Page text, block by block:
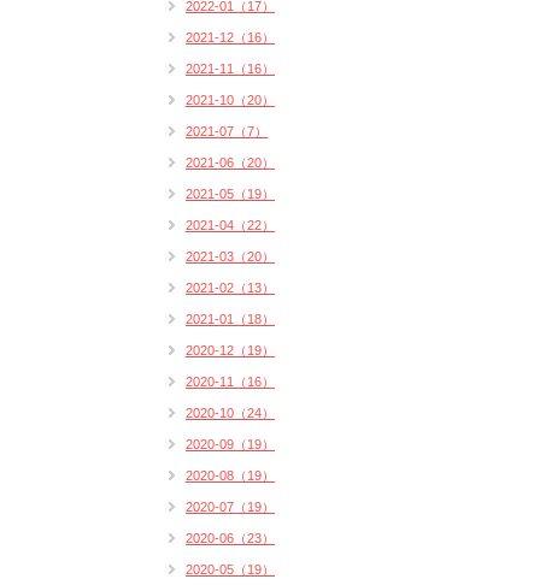
2022-01（17）
2021-12（16）
2021-11（16）
2021-10（20）
2021-07（7）
2021-06（20）
2021-05（19）
2021-04（22）
2021-03（20）
2021-02（13）
2021-01（18）
2020-12（19）
2020-11（16）
2020-10（24）
2020-09（19）
2020-08（19）
2020-07（19）
2020-06（23）
2020-05（19）